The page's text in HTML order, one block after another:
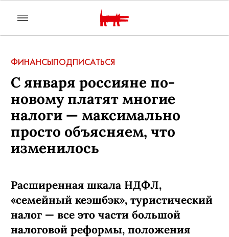
ФИНАНСЫПОДПИСАТЬСЯ
С января россияне по-
новому платят многие
налоги — максимально
просто объясняем, что
изменилось
Расширенная шкала НДФЛ,
«семейный кеэшбэк», туристический
налог — все это части большой
налоговой реформы, положения